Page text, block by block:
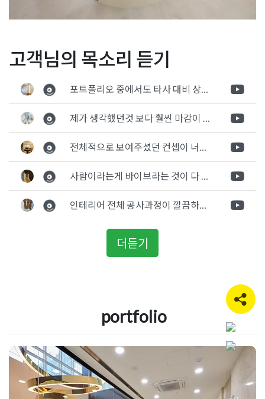
글
색
강남 다이닝 레스토랑인테
리어 현대적인 디자인으로
시공완료
회사인테리어 광명 gidc 지
식산업센터 사무실 특색있
는 구조
고객님의 목소리 듣기
포트폴리오 중에서도 타사 대비 상세하게 진행되는것 같다는 느낌을 많이 받았습니다. 시공 기반과 디자인기반의 인테리어 회사의 차이점을 알게되었는데 인테리어 디자인 기반의 회사와의 컨텍이 굉장히 만족스러웠습니다.
제가 생각했던것 보다 훨씬 마감이 멋있게 잘 나왔습니다. 바닥 이라던지 벽지색상 그리고 통유리로 추천 해주신것도 참 좋았습니다. 916의 노하우를 잘 살려서 공사는 잘 마무리 된것 같습니다.
전체적으로 보여주셨던 컨셉이 너무 마음에 들었고 실장님께서 개인적으로 만족감 있는 공사를 하고 있다는 느낌이 좋았습니다.
사람이라는게 바이브라는 것이 다 있고 뽐어져 나오는 에너지가 있다고 생각을 합니다. 사람이 가장중요하기 때문에 처음 만났을때 실장님의 에너지가 좋았고 첫인상으로 업체를 선정하게 되었습니다.
인테리어 전체 공사과정이 깔끔하게 진행이 되었고 공사 후 A/S도 빠르게 충실하게 진행을 해주셨습니다.
더듣기
portfolio
과천인테리어 대회의실을 포함한 3